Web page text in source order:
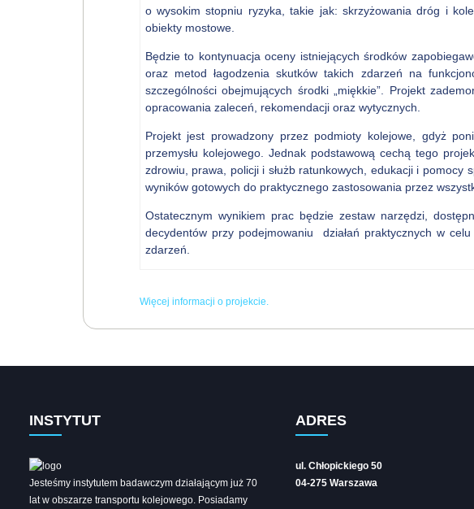
o wysokim stopniu ryzyka, takie jak: skrzyżowania dróg i
obiekty mostowe.
Będzie to kontynuacja oceny istniejących środków
oraz metod łagodzenia skutków takich zdarzeń na
szczególności obejmujących środki „miękkie”. Projekt
opracowania zaleceń, rekomendacji oraz wytycznych.
Projekt jest prowadzony przez podmioty kolejowe, gdyż
przemysłu kolejowego. Jednak podstawową cechą tego
zdrowiu, prawa, policji i służb ratunkowych, edukacji i pomocy
wyników gotowych do praktycznego zastosowania przez
Ostatecznym wynikiem prac będzie zestaw narzędzi,
decydentów przy podejmowaniu działań praktycznych w
zdarzeń.
Więcej informacji o projekcie.
INSTYTUT
Jesteśmy instytutem badawczym działającym już 70
lat w obszarze transportu kolejowego. Posiadamy
ADRES
ul. Chłopickiego 50
04-275 Warszawa